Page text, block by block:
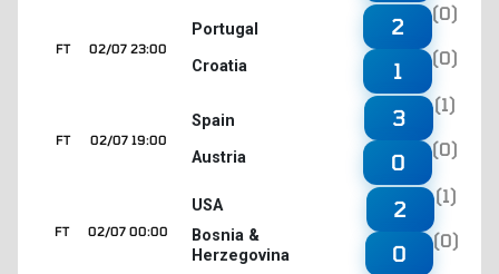
02/07 23:00
FT
Portugal
Croatia
2
(0)
1
(0)
02/07 19:00
FT
Spain
Austria
3
(1)
0
(0)
02/07 00:00
FT
USA
Bosnia &
Herzegovina
2
(1)
0
(0)